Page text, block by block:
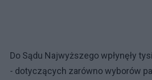
Do Sądu Najwyższego wpłynęły
- dotyczących zarówno wyborów